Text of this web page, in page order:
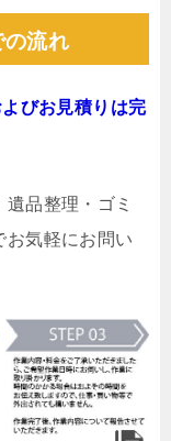
の流れ
びお見積りは完
品整理・ゴミ
お気軽にお問い